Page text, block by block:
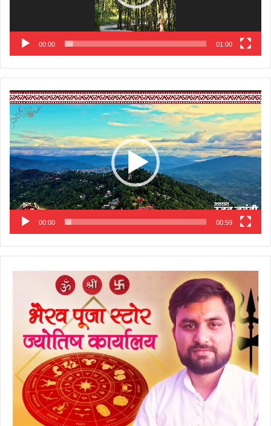
00:00 01:00
Video
Player
00:00 00:59